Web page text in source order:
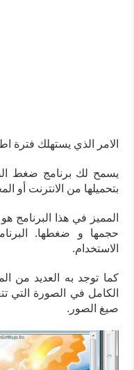
الامر الذي يستهلك
يسمح لك برنامج ضغط
بتحميلها من الانترنت
المميز في هذا البرنامج
حجمها و ضغطها.
الاستخدام.
كما توجد به العديد من
الكامل في الصورة التي
صيغ الصور.